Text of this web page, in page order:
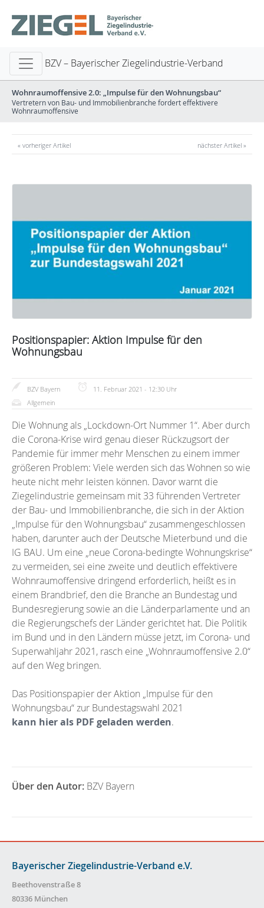
BZV – Bayerischer Ziegelindustrie-Verband
Wohnraumoffensive 2.0: „Impulse für den Wohnungsbau“
Vertretern von Bau- und Immobilienbranche fordert effektivere
Wohnraumoffensive
« vorheriger Artikel nächster Artikel »
Positionspapier: Aktion Impulse für den
Wohnungsbau
BZV Bayern
11. Februar 2021 - 12:30 Uhr
Allgemein
Die Wohnung als „Lockdown-Ort Nummer 1“. Aber durch
die Corona-Krise wird genau dieser Rückzugsort der
Pandemie für immer mehr Menschen zu einem immer
größeren Problem: Viele werden sich das Wohnen so wie
heute nicht mehr leisten können. Davor warnt die
Ziegelindustrie gemeinsam mit 33 führenden Vertreter
der Bau- und Immobilienbranche, die sich in der Aktion
„Impulse für den Wohnungsbau“ zusammengeschlossen
haben, darunter auch der Deutsche Mieterbund und die
IG BAU. Um eine „neue Corona-bedingte Wohnungskrise“
zu vermeiden, sei eine zweite und deutlich effektivere
Wohnraumoffensive dringend erforderlich, heißt es in
einem Brandbrief, den die Branche an Bundestag und
Bundesregierung sowie an die Länderparlamente und an
die Regierungschefs der Länder gerichtet hat. Die Politik
im Bund und in den Ländern müsse jetzt, im Corona- und
Superwahljahr 2021, rasch eine „Wohnraumoffensive 2.0“
auf den Weg bringen.
Das Positionspapier der Aktion „Impulse für den
Wohnungsbau“ zur Bundestagswahl 2021
kann hier als PDF geladen werden.
Über den Autor: BZV Bayern
Bayerischer Ziegelindustrie-Verband e.V.
Beethovenstraße 8
80336 München